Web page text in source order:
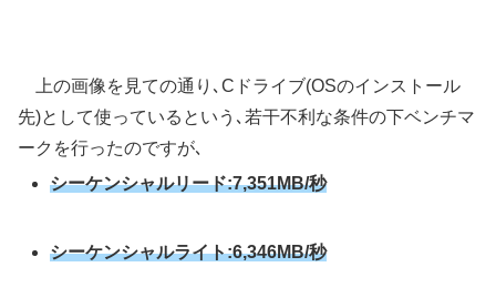
上の画像を見ての通り､Cドライブ(OSのインストール
先)として使っているという､若干不利な条件の下ベンチマ
ークを行ったのですが､
シーケンシャルリード:7,351MB/秒
シーケンシャルライト:6,346MB/秒